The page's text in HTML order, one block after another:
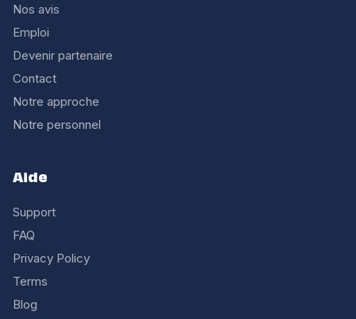
Nos avis
Emploi
Devenir partenaire
Contact
Notre approche
Notre personnel
Aide
Support
FAQ
Privacy Policy
Terms
Blog